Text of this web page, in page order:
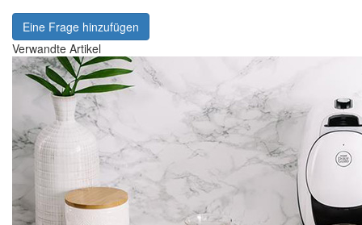
Eine Frage hinzufügen
Verwandte Artikel